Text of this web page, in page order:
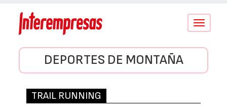
Conmutar
DEPORTES DE MONTAÑA
TRAIL RUNNING